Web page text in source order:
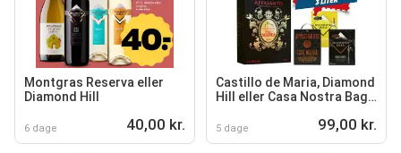
Montgras Reserva eller
Diamond Hill
6 dage 40,00 kr.
Castillo de Maria, Diamond
Hill eller Casa Nostra Bag-
5 dage 99,00 kr.